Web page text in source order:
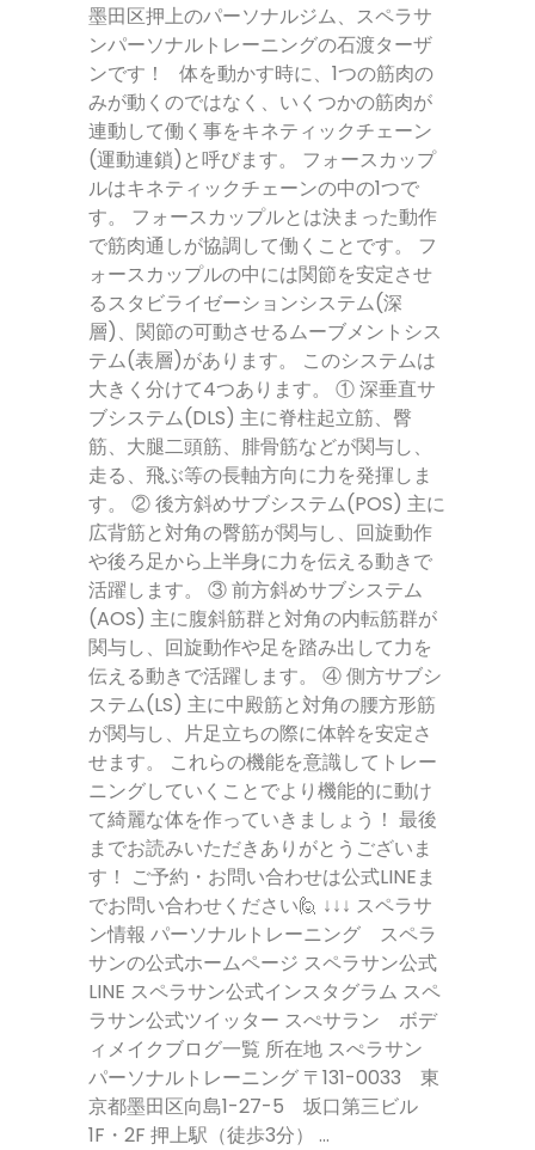
墨田区押上のパーソナルジム、スペラサ
ンパーソナルトレーニングの石渡ターザ
ンです！ 体を動かす時に、1つの筋肉の
みが動くのではなく、いくつかの筋肉が
連動して働く事をキネティックチェーン
(運動連鎖)と呼びます。 フォースカップ
ルはキネティックチェーンの中の1つで
す。 フォースカップルとは決まった動作
で筋肉通しが協調して働くことです。 フ
ォースカップルの中には関節を安定させ
るスタビライゼーションシステム(深
層)、関節の可動させるムーブメントシス
テム(表層)があります。 このシステムは
大きく分けて4つあります。 ① 深垂直サ
ブシステム(DLS) 主に脊柱起立筋、臀
筋、大腿二頭筋、腓骨筋などが関与し、
走る、飛ぶ等の長軸方向に力を発揮しま
す。 ② 後方斜めサブシステム(POS) 主に
広背筋と対角の臀筋が関与し、回旋動作
や後ろ足から上半身に力を伝える動きで
活躍します。 ③ 前方斜めサブシステム
(AOS) 主に腹斜筋群と対角の内転筋群が
関与し、回旋動作や足を踏み出して力を
伝える動きで活躍します。 ④ 側方サブシ
ステム(LS) 主に中殿筋と対角の腰方形筋
が関与し、片足立ちの際に体幹を安定さ
せます。 これらの機能を意識してトレー
ニングしていくことでより機能的に動け
て綺麗な体を作っていきましょう！ 最後
までお読みいただきありがとうございま
す！ ご予約・お問い合わせは公式LINEま
でお問い合わせください🙋 ↓↓↓ スペラサ
ン情報 パーソナルトレーニング スペラ
サンの公式ホームページ スペラサン公式
LINE スペラサン公式インスタグラム スペ
ラサン公式ツイッター スぺサラン ボデ
ィメイクブログ一覧 所在地 スぺラサン
パーソナルトレーニング 〒131-0033 東
京都墨田区向島1-27-5 坂口第三ビル
1F・2F 押上駅（徒歩3分）